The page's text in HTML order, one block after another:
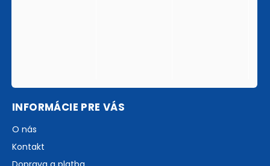
INFORMÁCIE PRE VÁS
O nás
Kontakt